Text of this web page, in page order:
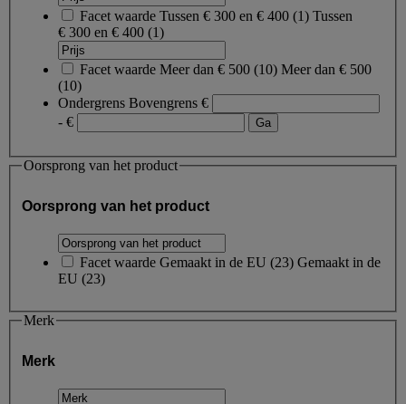
Facet waarde Tussen € 300 en € 400 (1) Tussen
€ 300 en € 400 (1)
Facet waarde Meer dan € 500 (10) Meer dan € 500
(10)
Ondergrens Bovengrens €
- €
Oorsprong van het product
Oorsprong van het product
Facet waarde Gemaakt in de EU (23) Gemaakt in de
EU (23)
Merk
Merk